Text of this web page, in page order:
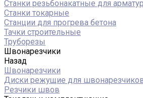
Станки резьбонакатные для
Станки токарные
Станции для прогрева бетона
Тачки строительные
Труборезы
Швонарезчики
Назад
Швонарезчики
Диски режущие для
Резчики швов